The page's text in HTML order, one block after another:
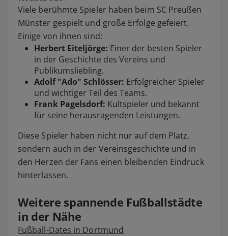
Viele berühmte Spieler haben beim SC Preußen
Münster gespielt und große Erfolge gefeiert.
Einige von ihnen sind:
Herbert Eiteljörge: Einer der besten Spieler
in der Geschichte des Vereins und
Publikumsliebling.
Adolf "Ado" Schlösser: Erfolgreicher Spieler
und wichtiger Teil des Teams.
Frank Pagelsdorf: Kultspieler und bekannt
für seine herausragenden Leistungen.
Diese Spieler haben nicht nur auf dem Platz,
sondern auch in der Vereinsgeschichte und in
den Herzen der Fans einen bleibenden Eindruck
hinterlassen.
Weitere spannende Fußballstädte
in der Nähe
Fußball-Dates in Dortmund